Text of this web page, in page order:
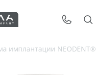
имплантации NEODENT®